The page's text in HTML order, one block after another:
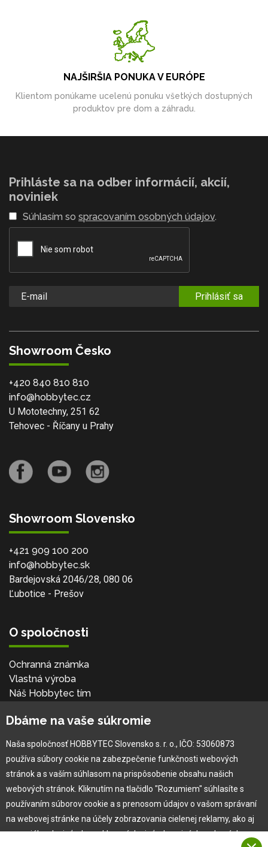
NAJŠIRŠIA PONUKA V EURÓPE
Klientom ponúkame ucelenú ponuku všetkých dostupných
produktov pre dom a záhradu.
Prihláste sa na odber informácií, akcií,
noviniek
Súhlasím so spracovaním osobných údajov.
Prihlásiť sa
Showroom Česko
+420 840 810 810
info@hobbytec.cz
U Mototechny, 251 62
Tehovec - Říčany u Prahy
Showroom Slovensko
+421 909 100 200
info@hobbytec.sk
Bardejovská 2046/28, 080 06
Ľubotice - Prešov
O spoločnosti
Ochranná známka
Vlastná výroba
Náš Hobbytec tím
Naša história
Pre zákazníka
Garancia najlepšej ceny
Užívateľský manuál
Dbáme na vaše súkromie
Naša spoločnosť HOBBYTEC Slovensko s. r. o., IČO: 53060873
používa súbory cookie na zabezpečenie funkčnosti webových
stránok a s vaším súhlasom na prispôsobenie obsahu našich
webových stránok. Kliknutím na tlačidlo "Rozumiem" súhlasíte s
používaním súborov cookie a s prenosom údajov o vašom správaní
na webovej stránke na účely zobrazovania cielenej reklamy, ako aj
na sociálnych sieťach a reklamných sieťach na iných webových